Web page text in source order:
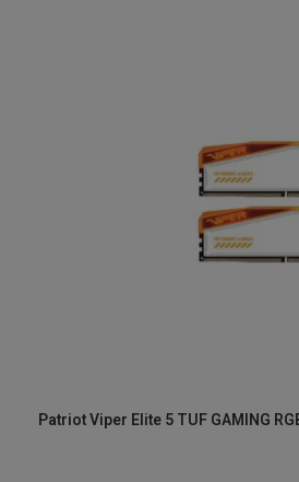
Patriot Viper Elite 5 TUF GAMING